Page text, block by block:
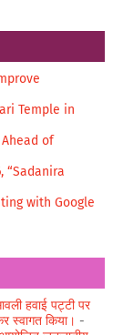
Temple in
of
“Sadanira
with Google
हवाई पट्टी पर
स्वागत किया। -